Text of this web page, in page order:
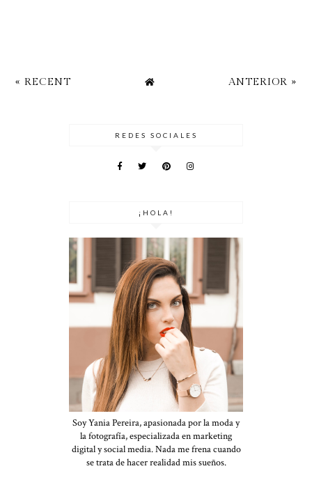
« RECENT ANTERIOR »
REDES SOCIALES
¡HOLA!
Soy Yania Pereira, apasionada por la moda y
la fotografía, especializada en marketing
digital y social media. Nada me frena cuando
se trata de hacer realidad mis sueños.